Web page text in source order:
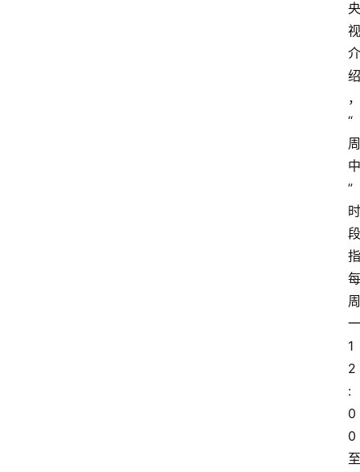
央
视
介
绍
，
“
周
中
”
时
段
指
每
周
一
1
2
:
0
0
至